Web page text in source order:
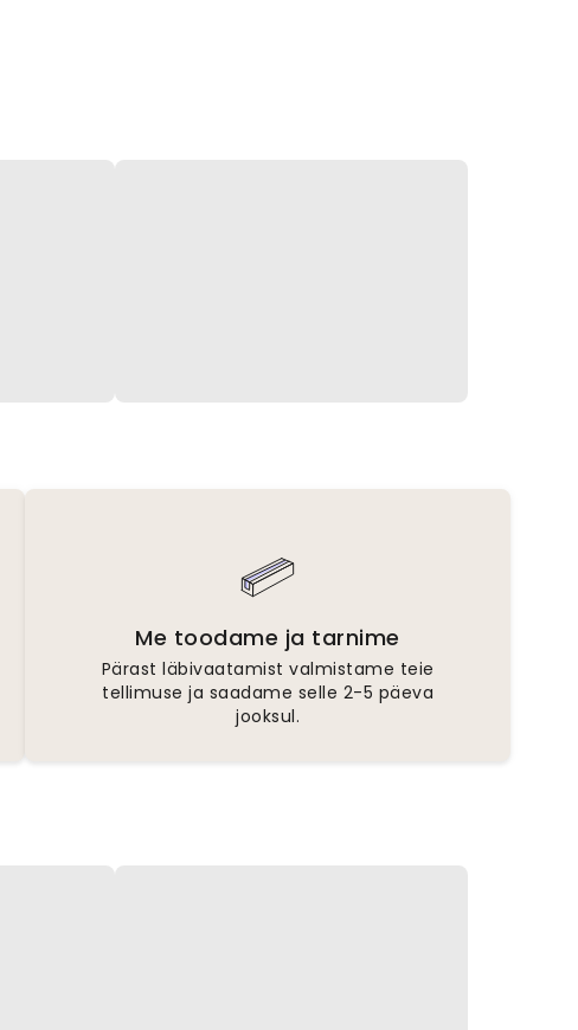
Me toodame ja tarnime
Pärast läbivaatamist valmistame teie
tellimuse ja saadame selle 2-5 päeva
jooksul.